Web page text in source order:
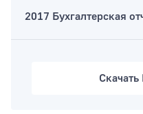
2017 Бухгалтерская
Скачать